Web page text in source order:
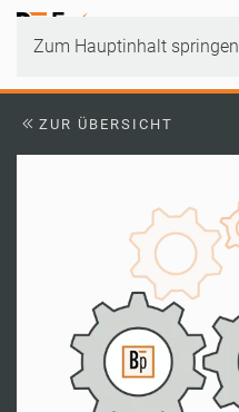
Zum Hauptinhalt springen
ZUR ÜBERSICHT